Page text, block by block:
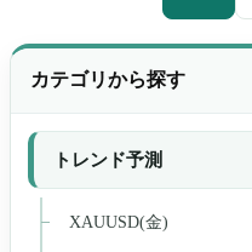
ナ
ビ
ゲ
ー
カテゴリから探す
トレンド予測
XAUUSD(金)